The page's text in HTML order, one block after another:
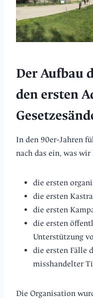
Der Aufbau
den ersten
In den 90er‑Jahren
nach das ein, was
die ersten
die ersten
die ersten
die ersten
Unterstützung
die ersten Fälle
misshandelter
Die Organisation